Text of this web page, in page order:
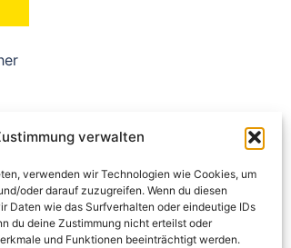
verwalten
verwenden wir Technologien wie Cookies, um
oder darauf zuzugreifen. Wenn du diesen
Daten wie das Surfverhalten oder eindeutige IDs
du deine Zustimmung nicht erteilst oder
und Funktionen beeinträchtigt werden.